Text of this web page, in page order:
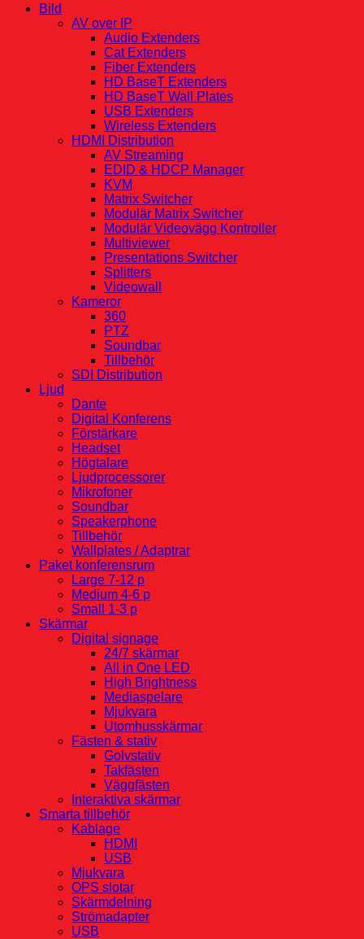
Bild
AV over IP
Audio Extenders
Cat Extenders
Fiber Extenders
HD BaseT Extenders
HD BaseT Wall Plates
USB Extenders
Wireless Extenders
HDMI Distribution
AV Streaming
EDID & HDCP Manager
KVM
Matrix Switcher
Modulär Matrix Switcher
Modulär Videovägg Kontroller
Multiviewer
Presentations Switcher
Splitters
Videowall
Kameror
360
PTZ
Soundbar
Tillbehör
SDI Distribution
Ljud
Dante
Digital Konferens
Förstärkare
Headset
Högtalare
Ljudprocessorer
Mikrofoner
Soundbar
Speakerphone
Tillbehör
Wallplates / Adaptrar
Paket konferensrum
Large 7-12 p
Medium 4-6 p
Small 1-3 p
Skärmar
Digital signage
24/7 skärmar
All in One LED
High Brightness
Mediaspelare
Mjukvara
Utomhusskärmar
Fästen & stativ
Golvstativ
Takfästen
Väggfästen
Interaktiva skärmar
Smarta tillbehör
Kablage
HDMI
USB
Mjukvara
OPS slotar
Skärmdelning
Strömadapter
USB